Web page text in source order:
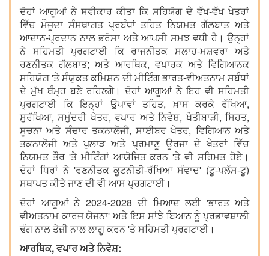
ਦੋਹਾਂ ਆਗੂਆਂ ਨੇ ਸਵੀਕਾਰ ਕੀਤਾ ਕਿ ਸਹਿਯੋਗ ਦੇ ਵੱਖ-ਵੱਖ ਖੇਤਰਾਂ
ਵਿੱਚ ਮੌਜੂਦਾ ਸੰਸਥਾਗਤ ਪ੍ਰਬੰਧਾਂ ਤਹਿਤ ਨਿਯਮਤ ਗੱਲਬਾਤ ਅਤੇ
ਆਦਾਨ-ਪ੍ਰਦਾਨ ਨਾਲ ਭਰੋਸਾ ਅਤੇ ਆਪਸੀ ਸਮਝ ਵਧੀ ਹੈ। ਉਨ੍ਹਾਂ
ਨੇ ਸਹਿਮਤੀ ਪ੍ਰਗਟਾਈ ਕਿ ਰਾਜਨੀਤਕ ਸਲਾਹ-ਮਸ਼ਵਰਾ ਅਤੇ
ਰਣਨੀਤਕ ਗੱਲਬਾਤ; ਅਤੇ ਆਰਥਿਕ, ਵਪਾਰਕ ਅਤੇ ਵਿਗਿਆਨਕ
ਸਹਿਯੋਗ 'ਤੇ ਸੰਯੁਕਤ ਕਮਿਸ਼ਨ ਦੀ ਮੀਟਿੰਗ ਭਾਰਤ-ਵੀਅਤਨਾਮ ਸਬੰਧਾਂ
ਦੇ ਮੁੱਖ ਥੰਮ੍ਹ ਬਣੇ ਰਹਿਣਗੇ। ਦੋਹਾਂ ਆਗੂਆਂ ਨੇ ਇਹ ਵੀ ਸਹਿਮਤੀ
ਪ੍ਰਗਟਾਈ ਕਿ ਇਨ੍ਹਾਂ ਉਪਾਵਾਂ ਤਹਿਤ, ਖ਼ਾਸ ਕਰਕੇ ਰੱਖਿਆ,
ਸੁਰੱਖਿਆ, ਸਮੁੰਦਰੀ ਖੇਤਰ, ਵਪਾਰ ਅਤੇ ਨਿਵੇਸ਼, ਖੇਤੀਬਾੜੀ, ਸਿਹਤ,
ਸੂਚਨਾ ਅਤੇ ਸੰਚਾਰ ਤਕਨਾਲੋਜੀ, ਸਾਈਬਰ ਖੇਤਰ, ਵਿਗਿਆਨ ਅਤੇ
ਤਕਨਾਲੋਜੀ ਅਤੇ ਪੁਲਾੜ ਅਤੇ ਪ੍ਰਮਾਣੂ ਊਰਜਾ ਦੇ ਖੇਤਰਾਂ ਵਿੱਚ
ਨਿਯਮਤ ਤੌਰ 'ਤੇ ਮੀਟਿੰਗਾਂ ਆਯੋਜਿਤ ਕਰਨ 'ਤੇ ਵੀ ਸਹਿਮਤ ਹੋਏ।
ਦੋਹਾਂ ਧਿਰਾਂ ਨੇ 'ਰਣਨੀਤਕ ਕੂਟਨੀਤੀ-ਰੱਖਿਆ ਸੰਵਾਦ' (ਟੂ-ਪਲੱਸ-ਟੂ)
ਸਥਾਪਤ ਕੀਤੇ ਜਾਣ ਦੀ ਵੀ ਆਸ ਪ੍ਰਗਟਾਈ।
ਦੋਹਾਂ ਆਗੂਆਂ ਨੇ 2024-2028 ਦੀ ਮਿਆਦ ਲਈ 'ਭਾਰਤ ਅਤੇ
ਵੀਅਤਨਾਮ ਕਾਰਜ ਯੋਜਨਾ' ਅਤੇ ਇਸ ਸਾਂਝੇ ਬਿਆਨ ਨੂੰ ਪ੍ਰਭਾਵਸ਼ਾਲੀ
ਢੰਗ ਨਾਲ ਤੇਜ਼ੀ ਨਾਲ ਲਾਗੂ ਕਰਨ 'ਤੇ ਸਹਿਮਤੀ ਪ੍ਰਗਟਾਈ।
ਆਰਥਿਕ, ਵਪਾਰ ਅਤੇ ਨਿਵੇਸ਼: